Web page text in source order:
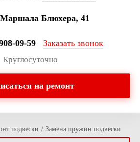
Блюхера, 41
09-59 Заказать звонок
Круглосуточно
на ремонт
подвески / Замена пружин подвески